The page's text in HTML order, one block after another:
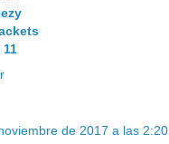
de 2017 a las 2:20